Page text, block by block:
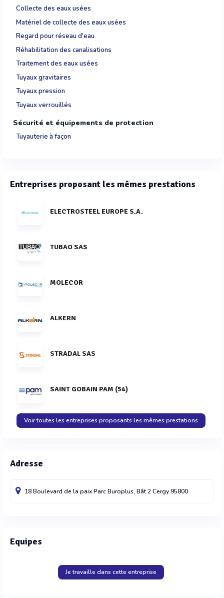
Collecte des eaux usées
Matériel de collecte des eaux usées
Regard pour réseau d'eau
Réhabilitation des canalisations
Traitement des eaux usées
Tuyaux gravitaires
Tuyaux pression
Tuyaux verrouillés
Sécurité et équipements de protection
Tuyauterie à façon
Entreprises proposant les mêmes prestations
ELECTROSTEEL EUROPE S.A.
TUBAO SAS
MOLECOR
ALKERN
STRADAL SAS
SAINT GOBAIN PAM (54)
Voir toutes les entreprises proposants les mêmes prestations
Adresse
18 Boulevard de la paix Parc Buroplus, Bât 2Cergy95800
Equipes
Je travaille dans cette entreprise